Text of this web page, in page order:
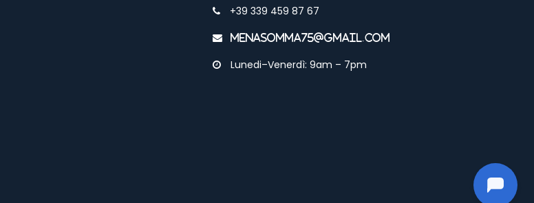
+39 339 459 87 67
menasomma75@gmail.com
Lunedi–Venerdì: 9am – 7pm